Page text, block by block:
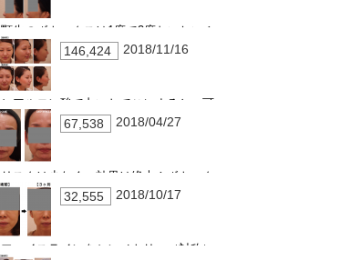
顎先のボトックスは1度で2度おいしい！
146,424 2018/11/16
ヒアルロン酸で丸いおでこにすると…可
愛くなる、シワが入りにくくなる、引き
上がる！！
67,538 2018/04/27
リスクは少なく、効果は絶大！ボトック
スしわ治療②32,555 2018/10/17
フェイスラインをシンメトリー（対称）